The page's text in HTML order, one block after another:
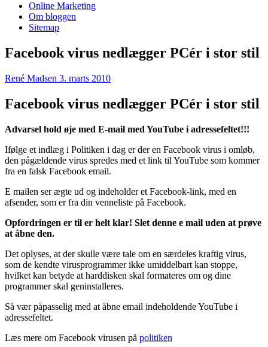
Online Marketing
Om bloggen
Sitemap
Facebook virus nedlægger PCér i stor stil
René Madsen 3. marts 2010
Facebook virus nedlægger PCér i stor stil
Advarsel hold øje med E-mail med YouTube i adressefeltet!!!
Ifølge et indlæg i Politiken i dag er der en Facebook virus i omløb,
den pågældende virus spredes med et link til YouTube som kommer
fra en falsk Facebook email.
E mailen ser ægte ud og indeholder et Facebook-link, med en
afsender, som er fra din venneliste på Facebook.
Opfordringen er til er helt klar! Slet denne e mail uden at prøve
at åbne den.
Det oplyses, at der skulle være tale om en særdeles kraftig virus,
som de kendte virusprogrammer ikke umiddelbart kan stoppe,
hvilket kan betyde at harddisken skal formateres om og dine
programmer skal geninstalleres.
Så vær påpasselig med at åbne email indeholdende YouTube i
adressefeltet.
Læs mere om Facebook virusen på politiken